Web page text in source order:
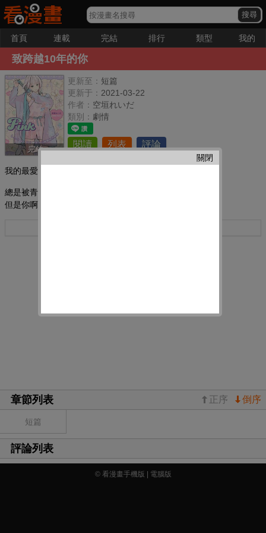
首頁 連載 完結 排行 類型 我的
致跨越10年的你
完結
更新至： 短篇
更新于： 2021-03-22
作者： 空垣れいだ
類別： 劇情
閱讀 列表 評論
我的最愛：
總是被青梅竹馬佐和耍得團團轉,
但是你啊,快點察覺我的心意啊——
章節列表 倒序
正序
短篇
評論列表
關閉
© 看漫畫手機版 | 電腦版